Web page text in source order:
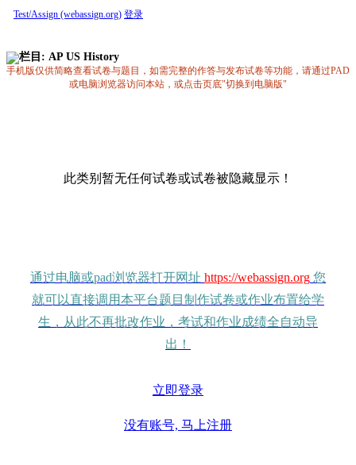
Test/Assign (webassign.org) 登录
栏目: AP US History
手机版仅供简略查看试卷与题目，如需完整的作答与发布试卷等功能，请通过PAD
或电脑浏览器访问本站，或点击页底"切换到电脑版"
此类别暂无任何试卷或试卷被隐藏显示！
通过电脑或pad浏览器打开网址 https://webassign.org 您
就可以直接调用本平台题目制作试卷或作业布置给学
生，从此不再批改作业，考试和作业成绩全自动导
出！
立即登录
没有账号, 马上注册